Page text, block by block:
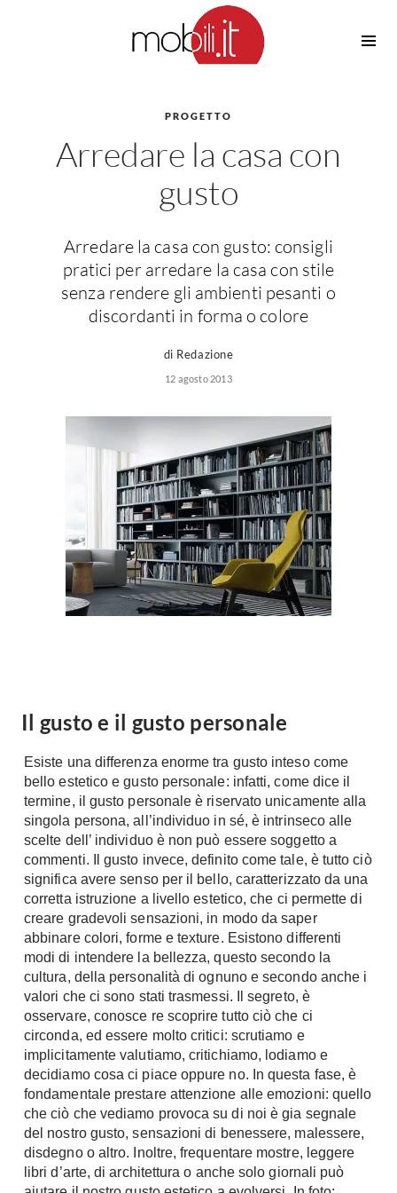
Cucine Moderne
Consigli Cucine
Attrezzature Interne
Elettrodomestici
Lavastoviglie
Lavatrici
Asciugatrici
Piccoli
Elettrodomestici
Casalinghi
Moka
Soggiorno
Librerie
Vetrine
Pareti Attrezzate
Porta Tv
Contatti
Divani
Divani moderni
Divani classici
Poltrone
Poltroncine
Divanoletto
Chaise Longue
Divani Angolo
Divani in Pelle
Complementi
Casette in Legno
Pergole
Giardinaggio
Piante
Faretti
Applique
Plafoniere
Riscaldamento
Caminetti
Stufe
Radiatori
Caldaie
Climatizzatori
Climatizzatore
Deumidificatori
Chiller
Pompe di calore
Ecologia
Geotermia
Case in Legno
Case Prefabbricate
Fotovoltaico
Riciclo
Energie Rinnovabili
Bioedilizia
Teleriscaldamento
Cura della casa
Pulizia
Detergenti
PROGETTO
Arredare la casa con
gusto
Arredare la casa con gusto: consigli
pratici per arredare la casa con stile
senza rendere gli ambienti pesanti o
discordanti in forma o colore
di Redazione
12 agosto 2013
Il gusto e il gusto personale
Esiste una differenza enorme tra gusto inteso come
bello estetico e gusto personale: infatti, come dice il
termine, il gusto personale è riservato unicamente alla
singola persona, all’individuo in sé, è intrinseco alle
scelte dell’ individuo è non può essere soggetto a
commenti. Il gusto invece, definito come tale, è tutto ciò
significa avere senso per il bello, caratterizzato da una
corretta istruzione a livello estetico, che ci permette di
creare gradevoli sensazioni, in modo da saper
abbinare colori, forme e texture. Esistono differenti
modi di intendere la bellezza, questo secondo la
cultura, della personalità di ognuno e secondo anche i
valori che ci sono stati trasmessi. Il segreto, è
osservare, conosce re scoprire tutto ciò che ci
circonda, ed essere molto critici: scrutiamo e
implicitamente valutiamo, critichiamo, lodiamo e
decidiamo cosa ci piace oppure no. In questa fase, è
fondamentale prestare attenzione alle emozioni: quello
che ciò che vediamo provoca su di noi è gia segnale
del nostro gusto, sensazioni di benessere, malessere,
disdegno o altro. Inoltre, frequentare mostre, leggere
libri d’arte, di architettura o anche solo giornali può